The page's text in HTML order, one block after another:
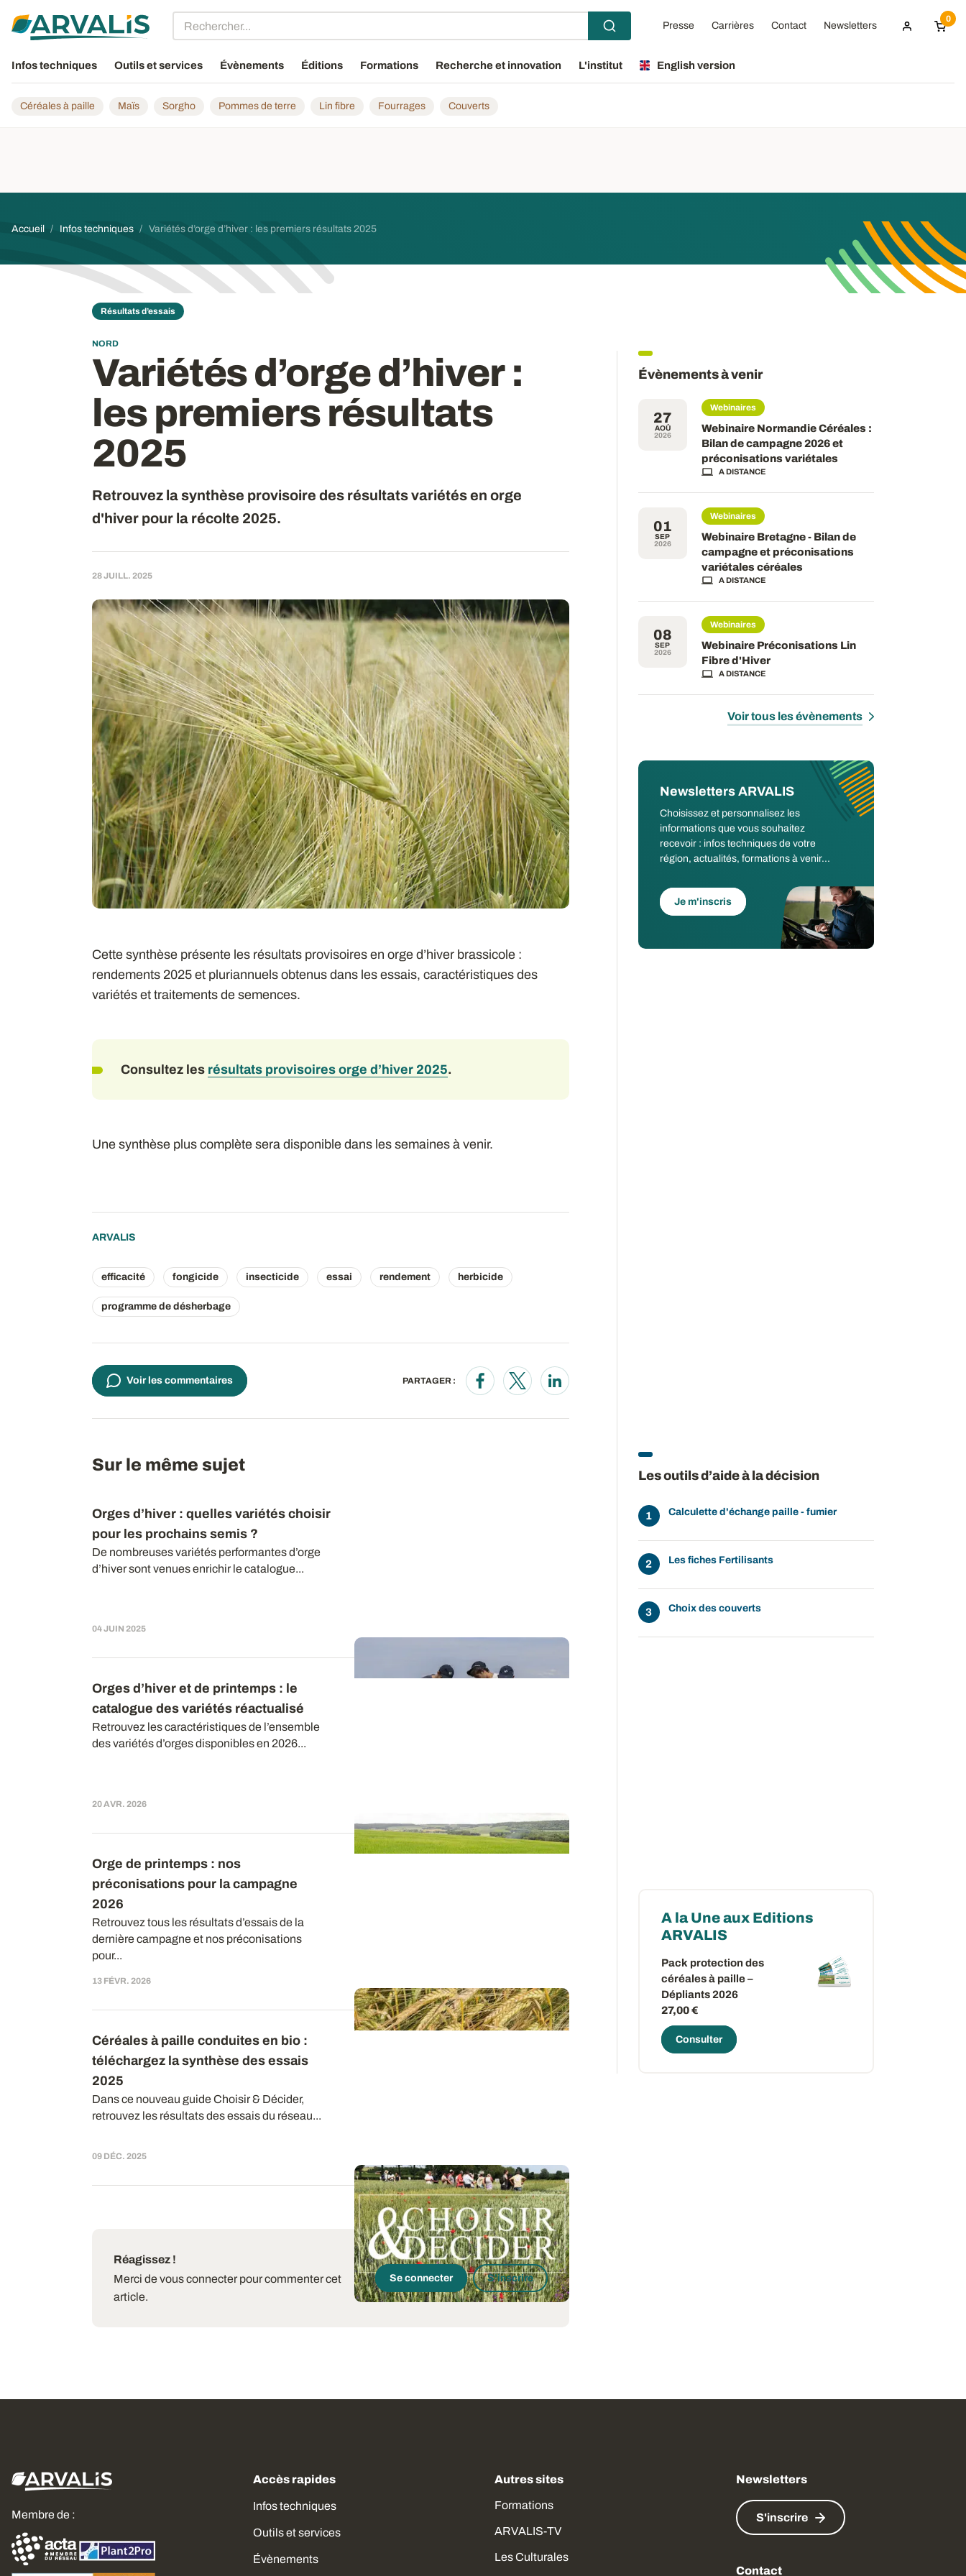
Presse Carrières Contact Newsletters
0
Infos techniques Outils et services Évènements Éditions Formations Recherche et innovation L'institut English version
Céréales à paille Maïs Sorgho Pommes de terre Lin fibre Fourrages Couverts
Fil d'Ariane
Accueil Infos techniques Variétés d’orge d’hiver : les premiers résultats 2025
Résultats d’essais
NORD
Variétés d’orge d’hiver :
les premiers résultats
2025
Retrouvez la synthèse provisoire des résultats variétés en orge
d'hiver pour la récolte 2025.
28 JUILL. 2025
Cette synthèse présente les résultats provisoires en orge d’hiver brassicole :
rendements 2025 et pluriannuels obtenus dans les essais, caractéristiques des
variétés et traitements de semences.
Consultez les résultats provisoires orge d’hiver 2025.
Une synthèse plus complète sera disponible dans les semaines à venir.
ARVALIS
efficacité fongicide insecticide essai rendement herbicide
programme de désherbage
Voir les commentaires PARTAGER :
Opens in a new window
Opens in a new window
Opens in a new window
Sur le même sujet
Orges d’hiver : quelles variétés choisir
pour les prochains semis ?
De nombreuses variétés performantes d’orge
d’hiver sont venues enrichir le catalogue...
04 JUIN 2025
Orges d’hiver et de printemps : le
catalogue des variétés réactualisé
Retrouvez les caractéristiques de l’ensemble
des variétés d’orges disponibles en 2026...
20 AVR. 2026
Orge de printemps : nos
préconisations pour la campagne
2026
Retrouvez tous les résultats d’essais de la
dernière campagne et nos préconisations
pour...
13 FÉVR. 2026
Céréales à paille conduites en bio :
téléchargez la synthèse des essais
2025
Dans ce nouveau guide Choisir & Décider,
retrouvez les résultats des essais du réseau...
09 DÉC. 2025
Réagissez !
Merci de vous connecter pour commenter cet
article.
Se connecter S'inscrire
Évènements à venir
27
AOÛ
2026
Webinaires
Webinaire Normandie Céréales :
Bilan de campagne 2026 et
préconisations variétales
A DISTANCE
01
SEP
2026
Webinaires
Webinaire Bretagne - Bilan de
campagne et préconisations
variétales céréales
A DISTANCE
08
SEP
2026
Webinaires
Webinaire Préconisations Lin
Fibre d'Hiver
A DISTANCE
Voir tous les évènements
Newsletters ARVALIS
Choisissez et personnalisez les
informations que vous souhaitez
recevoir : infos techniques de votre
région, actualités, formations à venir...
Je m'inscris
Les outils d’aide à la décision
Calculette d'échange paille - fumier
Les fiches Fertilisants
Choix des couverts
A la Une aux Editions
ARVALIS
Pack protection des
céréales à paille –
Dépliants 2026
27,00 €
Consulter
Membre de :
Accès rapides
Infos techniques
Outils et services
Évènements
Autres sites
Formations
ARVALIS-TV
Les Culturales
Newsletters
S'inscrire
Contact